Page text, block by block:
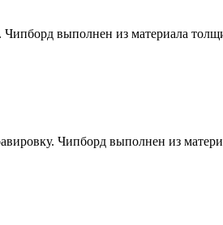
Чипборд выполнен из материала
Чипборд выполнен из